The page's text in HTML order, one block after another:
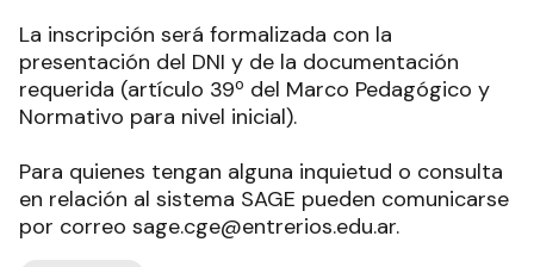
La inscripción será formalizada con la
presentación del DNI y de la documentación
requerida (artículo 39º del Marco Pedagógico y
Normativo para nivel inicial).
Para quienes tengan alguna inquietud o consulta
en relación al sistema SAGE pueden comunicarse
por correo sage.cge@entrerios.edu.ar.